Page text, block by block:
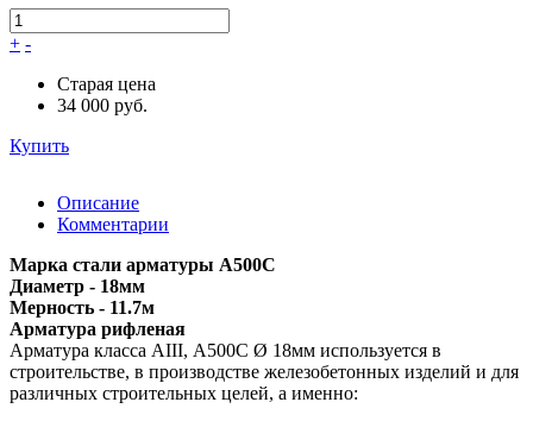
+ -
Старая цена
34 000 руб.
Купить
Описание
Комментарии
Марка стали арматуры А500С
Диаметр - 18мм
Мерность - 11.7м
Арматура рифленая
Арматура класса АIII, А500С Ø 18мм используется в
строительстве, в производстве железобетонных изделий и для
различных строительных целей, а именно: